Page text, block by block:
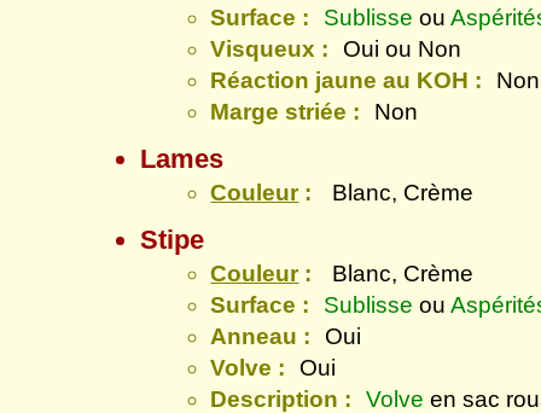
Surface :
Sublisse ou
Visqueux :
Oui ou Non
Réaction jaune au KOH :
Non
Marge striée :
Non
Lames
Couleur: Blanc, Crème
Stipe
Couleur:
Blanc, Crème
Surface :
Sublisse ou
Anneau :
Oui
Volve :
Oui
Description :
Volve en sac